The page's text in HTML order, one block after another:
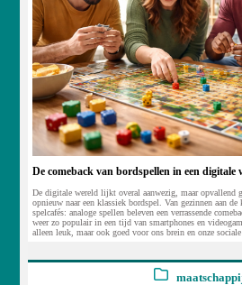
De comeback van bordspellen in een digitale
De digitale wereld lijkt overal aanwezig, maar opvallend
opnieuw naar een klassiek bordspel. Van gezinnen aan
spelcafés: analoge spellen beleven een verrassende
weer zo populair in een tijd van smartphones en
alleen leuk, maar ook goed voor ons brein en onze sociale